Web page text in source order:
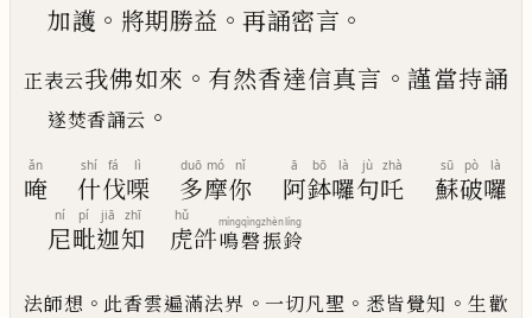
加護 。 將期勝益 。 再誦密言 。
正表云我佛如來 。 有然香達信真言 。 謹當持誦
遂焚香誦云 。
唵
ǎn
什
shí
伐
fá
㗚
lì
多
duō
摩
mó
你
nǐ
阿
ā
鉢
bō
囉
là
句
jù
吒
zhà
蘇
sū
破
pò
囉
là
尼
ní
毗
pí
迦
jiā
知
zhī
虎
hǔ
𤙖鳴
míng
磬
qìng
振
zhèn
鈴
líng
法師想 。 此香雲遍滿法界 。 一切凡聖 。 悉皆覺知 。 生歡